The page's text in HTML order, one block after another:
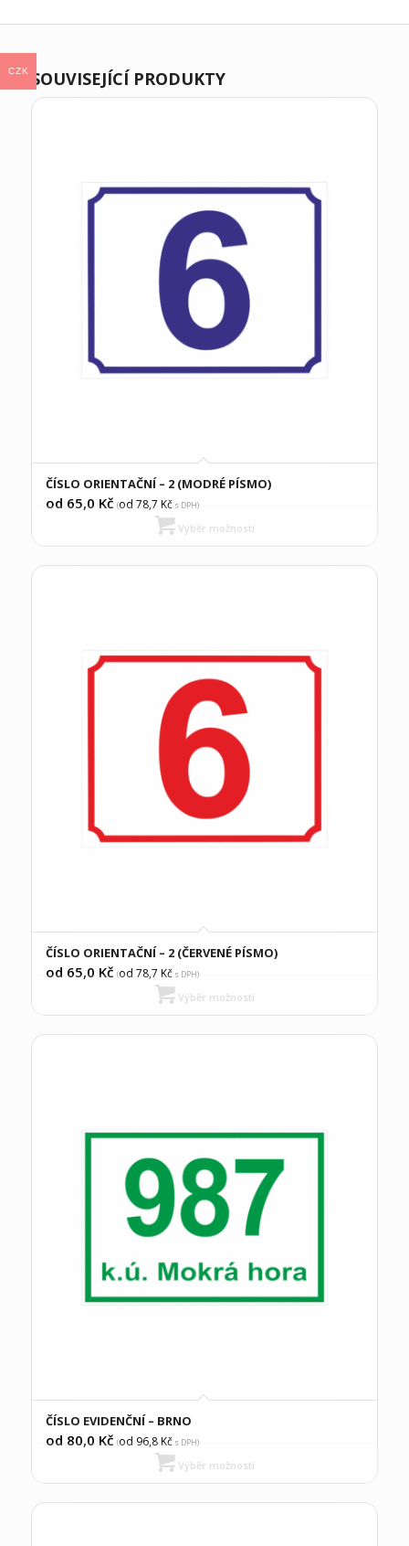
SOUVISEJÍCÍ PRODUKTY
ČÍSLO ORIENTAČNÍ – 2 (MODRÉ PÍSMO)
od 65,0 Kč (od 78,7 Kčs DPH)
Výběr možností
ČÍSLO ORIENTAČNÍ – 2 (ČERVENÉ PÍSMO)
od 65,0 Kč (od 78,7 Kčs DPH)
Výběr možností
ČÍSLO EVIDENČNÍ – BRNO
od 80,0 Kč (od 96,8Kčs DPH)
Výběr možností
CZK